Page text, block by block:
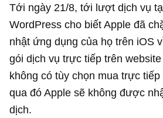
Tới ngày 21/8, tới lượt dịch vụ
WordPress cho biết Apple đã
nhật ứng dụng của họ trên iOS
gói dịch vụ trực tiếp trên
không có tùy chọn mua trực
qua đó Apple sẽ không được
dịch.